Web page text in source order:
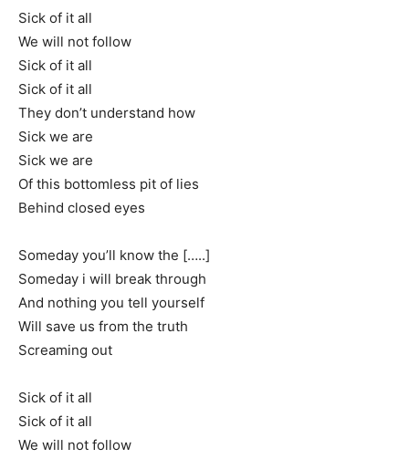
Sick of it all
We will not follow
Sick of it all
Sick of it all
They don’t understand how
Sick we are
Sick we are
Of this bottomless pit of lies
Behind closed eyes
Someday you’ll know the […..]
Someday i will break through
And nothing you tell yourself
Will save us from the truth
Screaming out
Sick of it all
Sick of it all
We will not follow